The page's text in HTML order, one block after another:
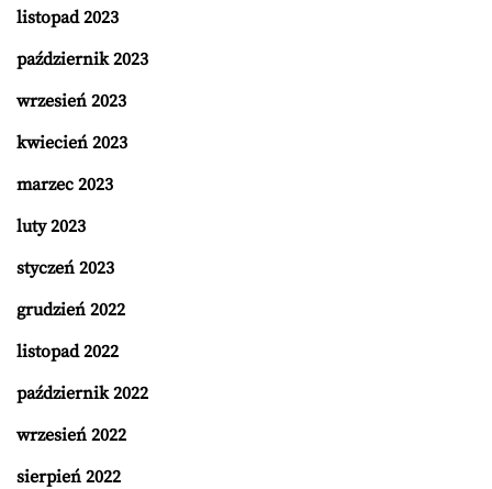
listopad 2023
październik 2023
wrzesień 2023
kwiecień 2023
marzec 2023
luty 2023
styczeń 2023
grudzień 2022
listopad 2022
październik 2022
wrzesień 2022
sierpień 2022